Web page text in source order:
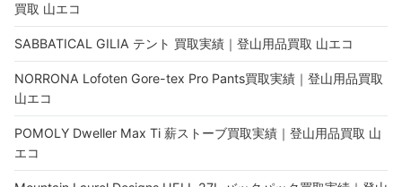
買取 山エコ
SABBATICAL GILIA テント 買取実績｜登山用品買取 山エコ
NORRONA Lofoten Gore-tex Pro Pants買取実績｜登山用品買取
山エコ
POMOLY Dweller Max Ti 薪ストーブ買取実績｜登山用品買取 山
エコ